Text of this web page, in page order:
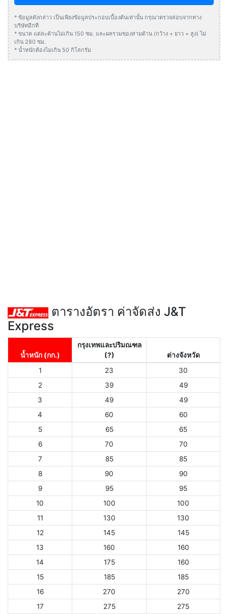
* ข้อมูลดังกล่าว เป็นเพียงข้อมูลประกอบเบื้องต้นเท่านั้น กรุณาตรวจสอบจากทาง
บริษัทอีกที
* ขนาด แต่ละด้านไม่เกิน 150 ซม. และผลรวมของสามด้าน (กว้าง + ยาว + สูง) ไม่
เกิน 280 ซม.
* น้ำหนักต้องไมเกิน 50 กิโลกรัม
ตารางอัตรา ค่าจัดส่ง J&T
Express
น้ำหนัก (กก.)
กรุงเทพและปริมณฑล
(?)
ต่างจังหวัด
1
23
30
2
39
49
3
49
49
4
60
60
5
65
65
6
70
70
7
85
85
8
90
90
9
95
95
10
100
100
11
130
130
12
145
145
13
160
160
14
175
160
15
185
185
16
270
270
17
275 275